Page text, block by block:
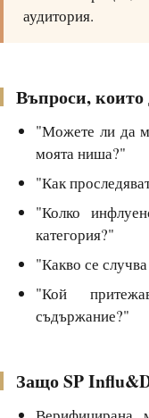
аудитория.
Въпроси, които
"Можете ли да
моята ниша?"
"Как
"Колко
категория?"
"Какво се
"Кой
съдържание?"
Защо SP